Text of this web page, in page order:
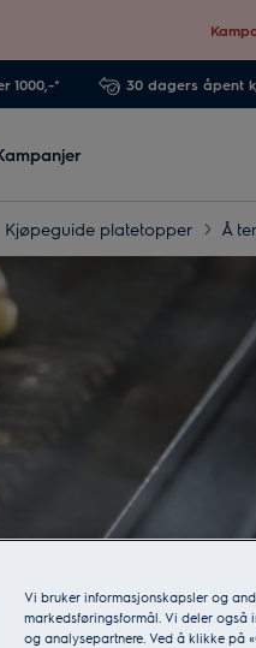
1000,-* 30 dagers åpent
Kjøpeguide platetopper Å
Vi bruker informasjonskapsler og
markedsføringsformål. Vi deler også
og analysepartnere. Ved å klikke på